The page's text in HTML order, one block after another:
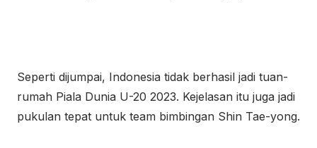
Seperti dijumpai, Indonesia tidak berhasil jadi tuan-
rumah Piala Dunia U-20 2023. Kejelasan itu juga jadi
pukulan tepat untuk team bimbingan Shin Tae-yong.